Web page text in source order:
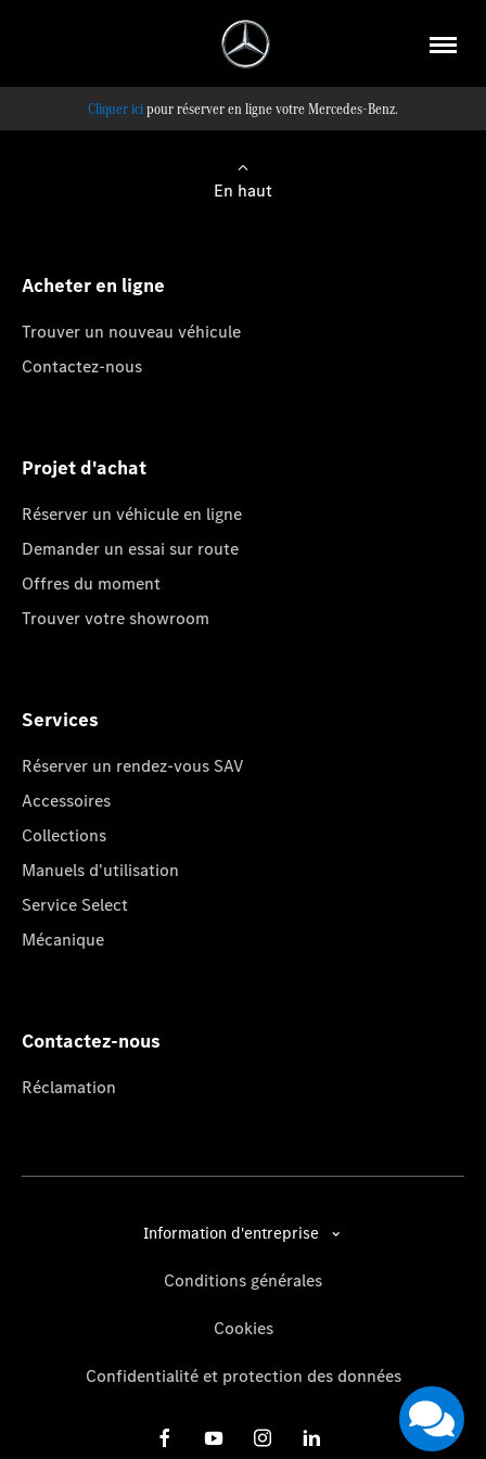
pour réserver en ligne votre Mercedes-Benz.
En haut
Acheter en ligne
Trouver un nouveau véhicule
Contactez-nous
Projet d'achat
Réserver un véhicule en ligne
Demander un essai sur route
Offres du moment
Trouver votre showroom
Services
Réserver un rendez-vous SAV
Accessoires
Collections
Manuels d'utilisation
Service Select
Mécanique
Contactez-nous
Réclamation
Information d'entreprise
Conditions générales
Cookies
Confidentialité et protection des données